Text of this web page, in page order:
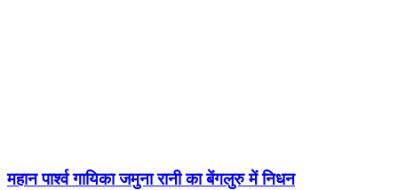
महान पार्श्व गायिका जमुना रानी का बेंगलुरु में निधन